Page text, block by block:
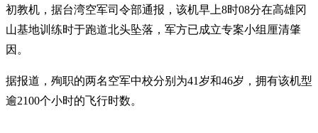
初教机，据台湾空军司令部通报，该机早上8时08分在高雄冈
山基地训练时于跑道北头坠落，军方已成立专案小组厘清肇
因。
据报道，殉职的两名空军中校分别为41岁和46岁，拥有该机型
逾2100个小时的飞行时数。